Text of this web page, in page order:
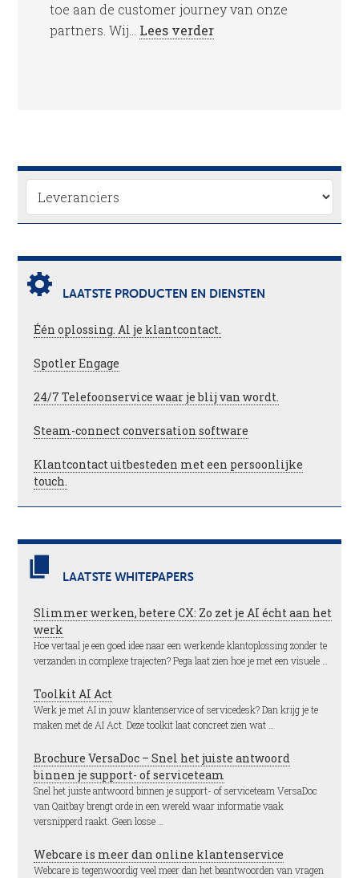
toe aan de customer journey van onze
partners. Wij... Lees verder
LAATSTE PRODUCTEN EN DIENSTEN
Één oplossing. Al je klantcontact.
Spotler Engage
24/7 Telefoonservice waar je blij van wordt.
Steam-connect conversation software
Klantcontact uitbesteden met een persoonlijke
touch.
LAATSTE WHITEPAPERS
Slimmer werken, betere CX: Zo zet je AI écht aan het
werk
Hoe vertaal je een goed idee naar een werkende klantoplossing zonder te
verzanden in complexe trajecten? Pega laat zien hoe je met een visuele …
Toolkit AI Act
Werk je met AI in jouw klantenservice of servicedesk? Dan krijg je te
maken met de AI Act. Deze toolkit laat concreet zien wat …
Brochure VersaDoc – Snel het juiste antwoord
binnen je support- of serviceteam
Snel het juiste antwoord binnen je support- of serviceteam VersaDoc
van Qaitbay brengt orde in een wereld waar informatie vaak
versnipperd raakt. Geen losse …
Webcare is meer dan online klantenservice
Webcare is tegenwoordig veel meer dan het beantwoorden van vragen